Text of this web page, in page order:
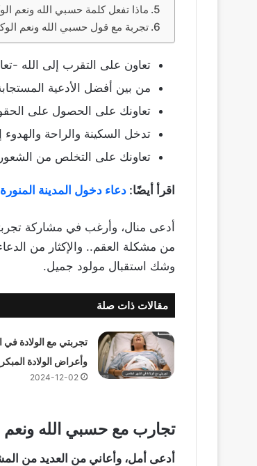
ماذا تفعل كلمة حسبي الله ونعم
تجربة مع قول حسبي الله ونعم
تعاون على التقرب إلى الله -
من بين أفضل الأدعية
تعاونك على الحصول على
تدخل السكينة والراحة
تعاونك على التخلص من
اقرأ أيضًا: دعاء دخول المدينة المنورة
أدعى منال، وأرغب في مشاركة
من مشكلة العقم.. والإكثار من
وشك استقبال مولود جميل.
مقالات ذات صلة
تجربتي مع الولادة
وأعراض الولادة
2024-12-02
تجارب مع حسبي الله ونعم
أدعى أمل، وأعاني من العديد من